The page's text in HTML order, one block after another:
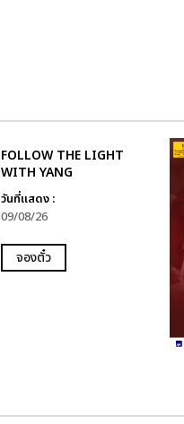
FOLLOW THE LIGHT
WITH YANG
วันที่แสดง :
09/08/26
จองตั๋ว